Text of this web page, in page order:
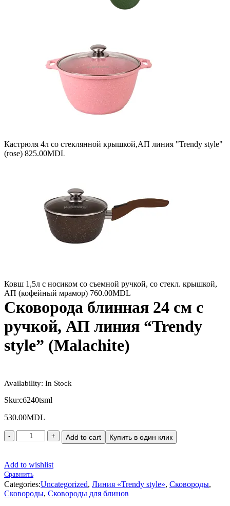
Кастрюля 4л со стеклянной крышкой,АП линия "Trendy style"
(rose) 825.00MDL
Ковш 1,5л с носиком со съемной ручкой, со стекл. крышкой,
АП (кофейный мрамор) 760.00MDL
Сковорода блинная 24 см с
ручкой, АП линия “Trendy
style” (Malachite)
Availability: In Stock
Sku:сб240tsml
530.00MDL
Add to cart Купить в один клик
Add to wishlist
Сравнить
Categories:Uncategorized, Линия «Trendy style», Сковороды,
Сковороды, Сковороды для блинов